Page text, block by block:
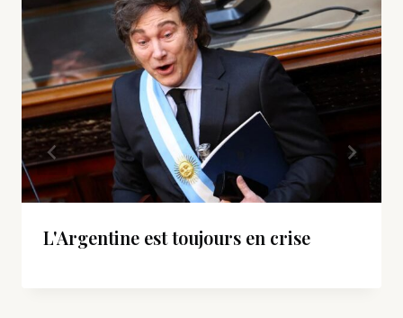
L'Argentine est toujours en crise